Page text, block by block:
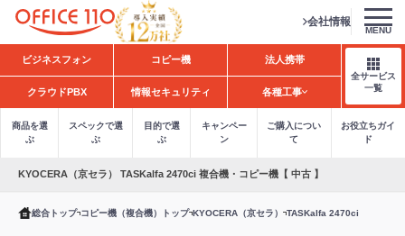
H
o
会社情報
MENU
ビジネスフォン コピー機 法人携帯
クラウドPBX 情報セキュリティ 各種工事
全サービス
一覧
商品を選
ぶ
スペックで選
ぶ
目的で選
ぶ
キャンペー
ン
ご購入につい
て
お役立ちガイ
ド
KYOCERA（京セラ） TASKalfa 2470ci 複合機・コピー機【 中古 】
総合トップ コピー機（複合機）トップ KYOCERA（京セラ） TASKalfa 2470ci